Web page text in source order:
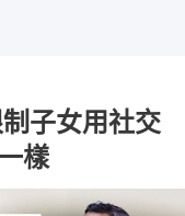
子女用社交
樣